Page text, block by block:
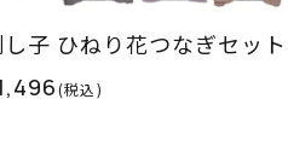
子 ひねり花つなぎセット
(税込)